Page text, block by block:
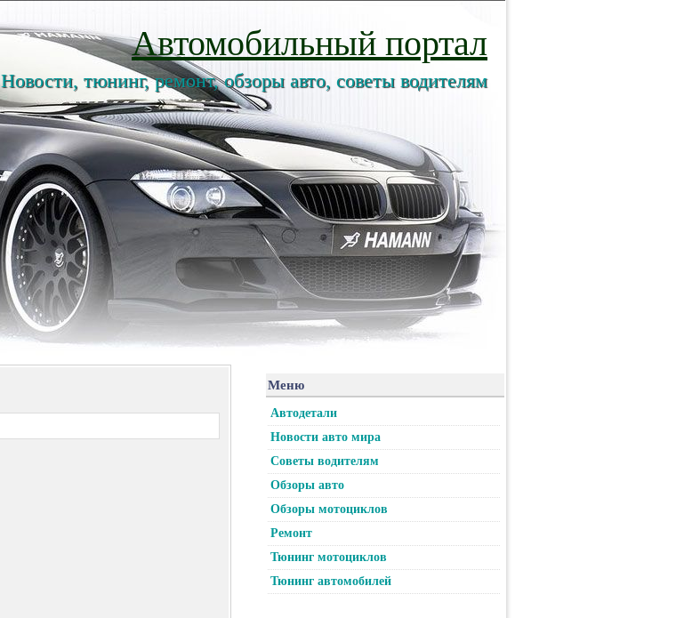
Автомобильный портал
Новости, тюнинг, ремонт, обзоры авто, советы водителям
Меню
Автодетали
Новости авто мира
Советы водителям
Обзоры авто
Обзоры мотоциклов
Ремонт
Тюнинг мотоциклов
Тюнинг автомобилей